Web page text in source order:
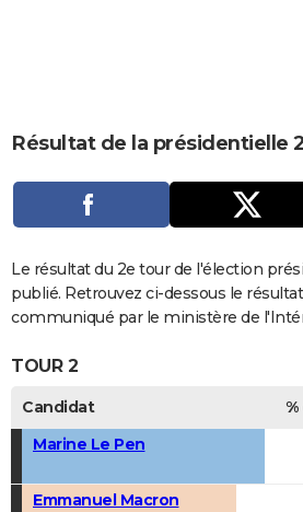
Carte de Noël
Carte Bonne année
Carte Saint-Valentin
Carte Pâques
Carte d'anniversaire
DICTIONNAIRE
COPAINS D'AVANT
Se connecter
Entreprises
Service militaire
Avis de recherche
Résultat de la présidentielle
Le résultat du 2e tour de l'élection
publié. Retrouvez ci-dessous le
communiqué par le ministère de
TOUR 2
Candidat
Marine Le Pen
Emmanuel Macron